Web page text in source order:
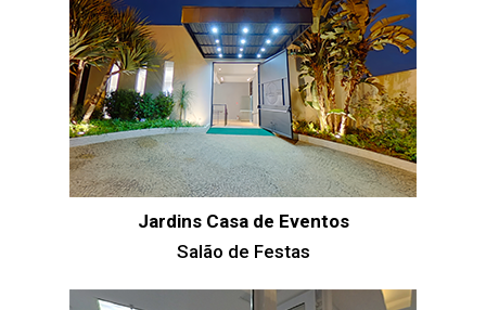
Jardins Casa de Eventos
Salão de Festas